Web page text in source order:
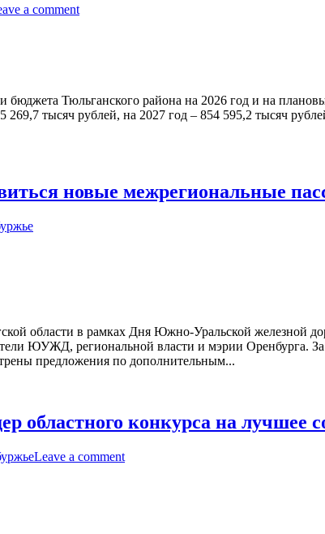
a comment
бюджета Тюльганского района на 2026 год и на
269,7 тысяч рублей, на 2027 год – 854 595,2 тысяч
новые межрегиональные
области в рамках Дня Южно-Уральской железной
ЮУЖД, региональной власти и мэрии Оренбурга.
предложения по дополнительным...
областного конкурса на лучшее
Leave a comment